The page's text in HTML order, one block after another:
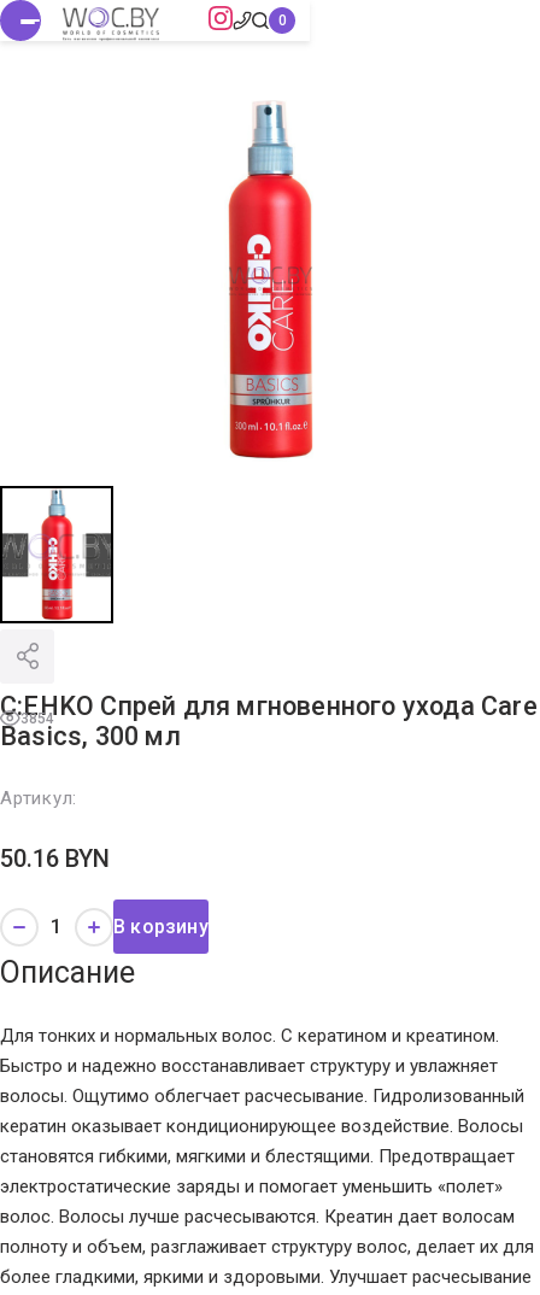
3854
C:EHKO Спрей для мгновенного ухода Care
Basics, 300 мл
Артикул:
50.16 BYN
В корзину
Описание
Для тонких и нормальных волос. С кератином и креатином.
Быстро и надежно восстанавливает структуру и увлажняет
волосы. Ощутимо облегчает расчесывание. Гидролизованный
кератин оказывает кондиционирующее воздействие. Волосы
становятся гибкими, мягкими и блестящими. Предотвращает
электростатические заряды и помогает уменьшить «полет»
волос. Волосы лучше расчесываются. Креатин дает волосам
полноту и объем, разглаживает структуру волос, делает их для
более гладкими, яркими и здоровыми. Улучшает расчесывание